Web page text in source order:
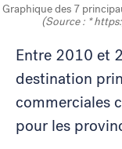
Graphique des 7
(Source : *
Entre 2010 et
destination
commerciales
pour les